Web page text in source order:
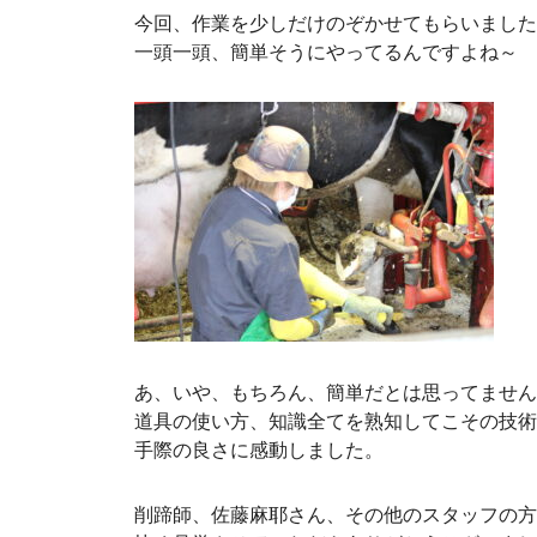
今回、作業を少しだけのぞかせてもらいました
一頭一頭、簡単そうにやってるんですよね～
あ、いや、もちろん、簡単だとは思ってません
道具の使い方、知識全てを熟知してこその技術
手際の良さに感動しました。
削蹄師、佐藤麻耶さん、その他のスタッフの方